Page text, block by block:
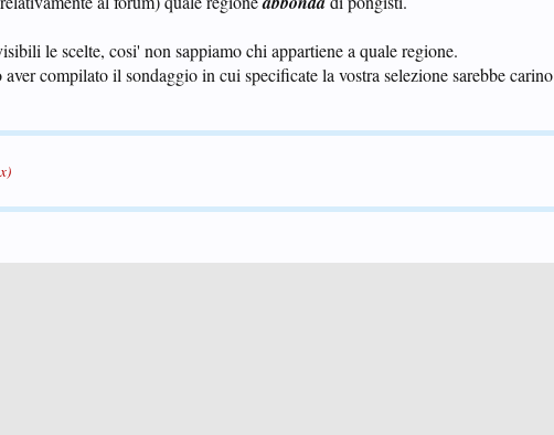
le scelte, cosi' non sappiamo chi appartiene a quale regione.
compilato il sondaggio in cui specificate la vostra selezione sarebbe carino